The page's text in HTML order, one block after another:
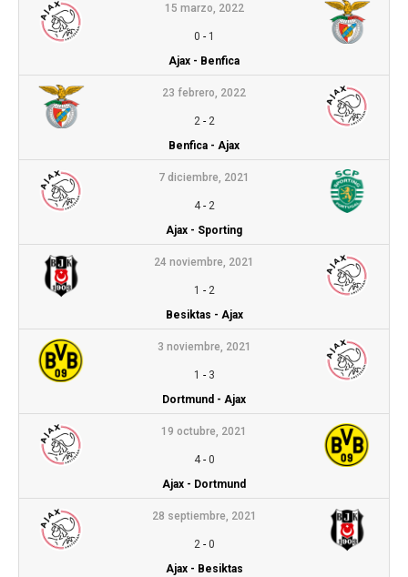
15 marzo, 2022
0 - 1
Ajax - Benfica
23 febrero, 2022
2- 2
Benfica - Ajax
7 diciembre, 2021
4- 2
Ajax - Sporting
24 noviembre, 2021
1 - 2
Besiktas - Ajax
3 noviembre, 2021
1 - 3
Dortmund - Ajax
19 octubre, 2021
4- 0
Ajax - Dortmund
28 septiembre, 2021
2- 0
Ajax - Besiktas